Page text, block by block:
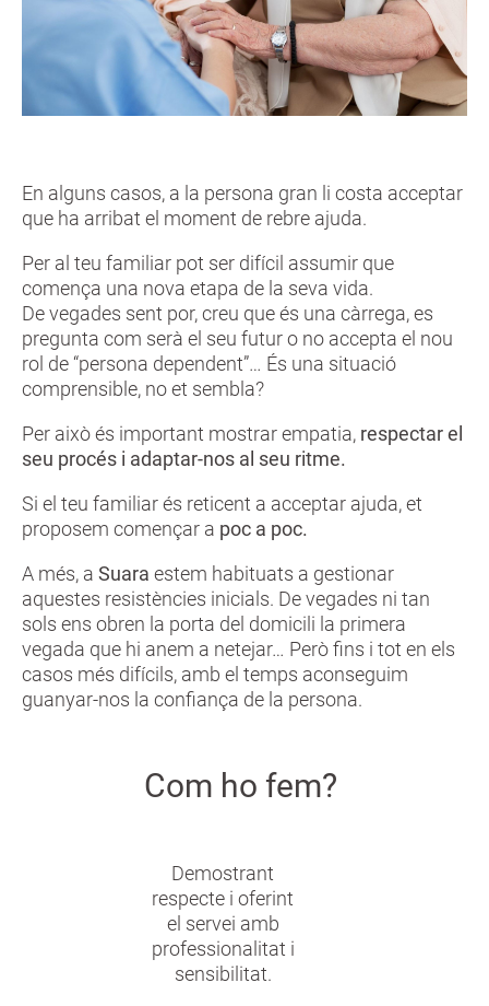
En alguns casos, a la persona gran li costa acceptar
que ha arribat el moment de rebre ajuda.
Per al teu familiar pot ser difícil assumir que
comença una nova etapa de la seva vida.
De vegades sent por, creu que és una càrrega, es
pregunta com serà el seu futur o no accepta el nou
rol de “persona dependent”… És una situació
comprensible, no et sembla?
Per això és important mostrar empatia, respectar el
seu procés i adaptar-nos al seu ritme.
Si el teu familiar és reticent a acceptar ajuda, et
proposem començar a poc a poc.
A més, a Suara estem habituats a gestionar
aquestes resistències inicials. De vegades ni tan
sols ens obren la porta del domicili la primera
vegada que hi anem a netejar… Però fins i tot en els
casos més difícils, amb el temps aconseguim
guanyar-nos la confiança de la persona.
Com ho fem?
Demostrant
respecte i oferint
el servei amb
professionalitat i
sensibilitat.